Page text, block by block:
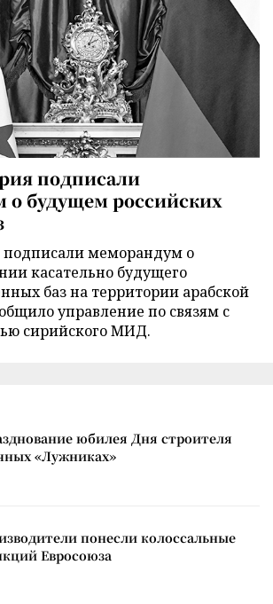
подписали
о будущем российских
подписали меморандум о
касательно будущего
баз на территории арабской
управление по связям с
сирийского МИД.
юбилея Дня строителя
«Лужниках»
понесли колоссальные
Евросоюза